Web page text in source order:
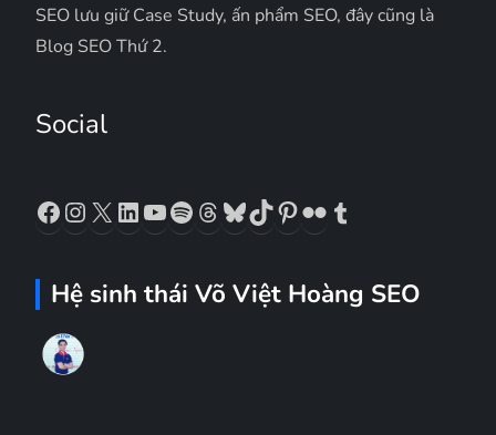
SEO lưu giữ Case Study, ấn phẩm SEO, đây cũng là
Blog SEO Thứ 2.
Social
Facebook
Instagram
X LinkedIn
YouTube
Spotify
Threads
Bluesky
TikTok
Pinterest
Flickr
Hệ sinh thái Võ Việt Hoàng SEO